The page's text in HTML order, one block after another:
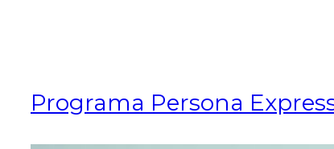
Programa Persona